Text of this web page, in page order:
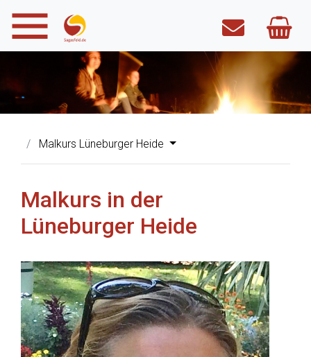
Malkurs Lüneburger Heide
Malkurs in der
Lüneburger Heide